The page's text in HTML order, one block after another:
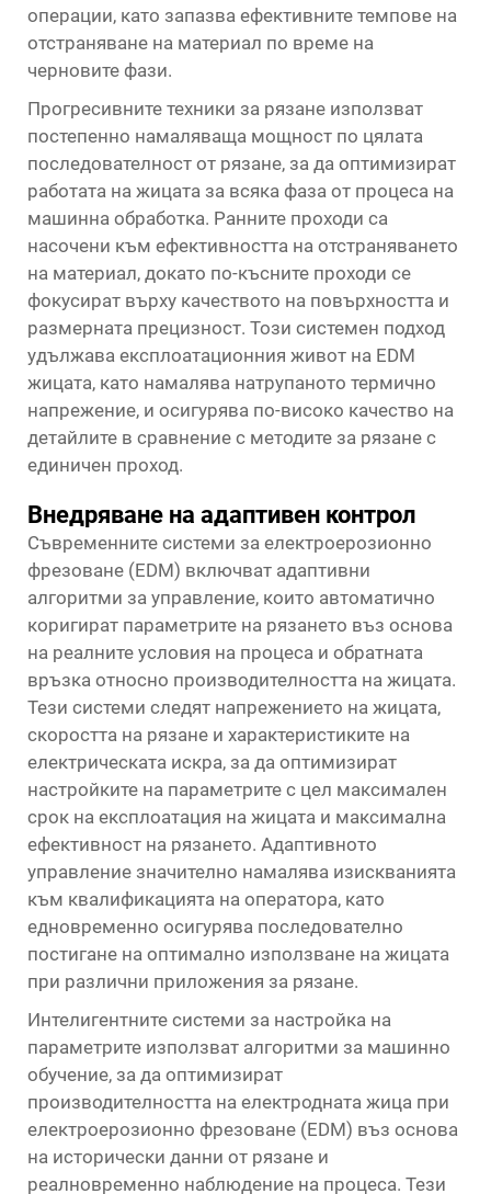
операции, като запазва ефективните темпове на
отстраняване на материал по време на
черновите фази.
Прогресивните техники за рязане използват
постепенно намаляваща мощност по цялата
последователност от рязане, за да оптимизират
работата на жицата за всяка фаза от процеса на
машинна обработка. Ранните проходи са
насочени към ефективността на отстраняването
на материал, докато по-късните проходи се
фокусират върху качеството на повърхността и
размерната прецизност. Този системен подход
удължава експлоатационния живот на EDM
жицата, като намалява натрупаното термично
напрежение, и осигурява по-високо качество на
детайлите в сравнение с методите за рязане с
единичен проход.
Внедряване на адаптивен контрол
Съвременните системи за електроерозионно
фрезоване (EDM) включват адаптивни
алгоритми за управление, които автоматично
коригират параметрите на рязането въз основа
на реалните условия на процеса и обратната
връзка относно производителността на жицата.
Тези системи следят напрежението на жицата,
скоростта на рязане и характеристиките на
електрическата искра, за да оптимизират
настройките на параметрите с цел максимален
срок на експлоатация на жицата и максимална
ефективност на рязането. Адаптивното
управление значително намалява изискванията
към квалификацията на оператора, като
едновременно осигурява последователно
постигане на оптимално използване на жицата
при различни приложения за рязане.
Интелигентните системи за настройка на
параметрите използват алгоритми за машинно
обучение, за да оптимизират
производителността на електродната жица при
електроерозионно фрезоване (EDM) въз основа
на исторически данни от рязане и
реалновременно наблюдение на процеса. Тези